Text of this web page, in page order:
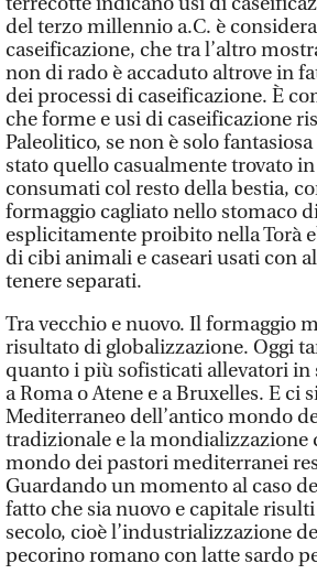
del terzo millennio a.C. è
caseificazione, che tra l’altro
non di rado è accaduto altrove in
dei processi di caseificazione. È
che forme e usi di caseificazione
Paleolitico, se non è solo
stato quello casualmente trovato
consumati col resto della bestia,
formaggio cagliato nello stomaco
esplicitamente proibito nella Torà
di cibi animali e caseari usati con
tenere separati.
Tra vecchio e nuovo. Il formaggio
risultato di globalizzazione. Oggi
quanto i più sofisticati allevatori in
a Roma o Atene e a Bruxelles. E ci
Mediterraneo dell’antico mondo
tradizionale e la mondializzazione
mondo dei pastori mediterranei
Guardando un momento al caso
fatto che sia nuovo e capitale
secolo, cioè l’industrializzazione
pecorino romano con latte sardo